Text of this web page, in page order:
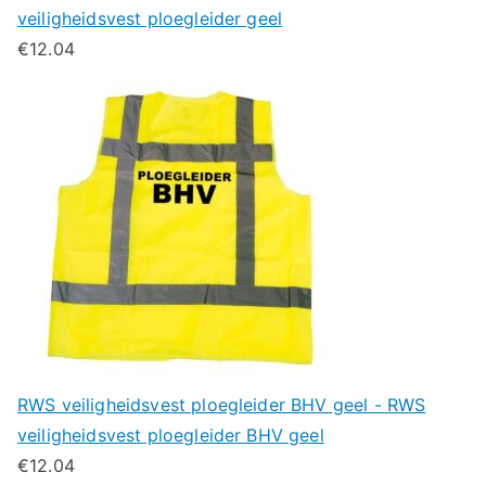
veiligheidsvest ploegleider geel
€12.04
RWS veiligheidsvest ploegleider BHV geel - RWS
veiligheidsvest ploegleider BHV geel
€12.04